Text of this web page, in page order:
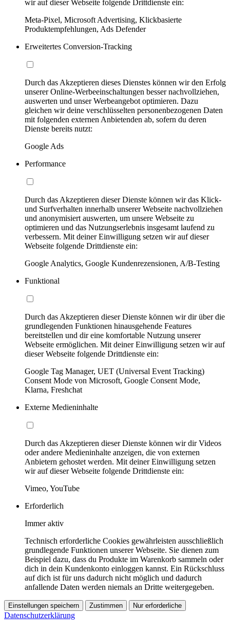
wir auf dieser Webseite folgende Drittdienste ein:
Meta-Pixel, Microsoft Advertising, Klickbasierte
Produktempfehlungen, Ads Defender
Erweitertes Conversion-Tracking
Durch das Akzeptieren dieses Dienstes können wir den Erfolg
unserer Online-Werbeeinschaltungen besser nachvollziehen,
auswerten und unser Werbeangebot optimieren. Dazu
gleichen wir deine verschlüsselten personenbezogenen Daten
mit folgenden externen Anbietenden ab, sofern du deren
Dienste bereits nutzt:
Google Ads
Performance
Durch das Akzeptieren dieser Dienste können wir das Klick-
und Surfverhalten innerhalb unserer Webseite nachvollziehen
und anonymisiert auswerten, um unsere Webseite zu
optimieren und das Nutzungserlebnis insgesamt laufend zu
verbessern. Mit deiner Einwilligung setzen wir auf dieser
Webseite folgende Drittdienste ein:
Google Analytics, Google Kundenrezensionen, A/B-Testing
Funktional
Durch das Akzeptieren dieser Dienste können wir dir über die
grundlegenden Funktionen hinausgehende Features
bereitstellen und dir eine komfortable Nutzung unserer
Webseite ermöglichen. Mit deiner Einwilligung setzen wir auf
dieser Webseite folgende Drittdienste ein:
Google Tag Manager, UET (Universal Event Tracking)
Consent Mode von Microsoft, Google Consent Mode,
Klarna, Freshchat
Externe Medieninhalte
Durch das Akzeptieren dieser Dienste können wir dir Videos
oder andere Medieninhalte anzeigen, die von externen
Anbietern gehostet werden. Mit deiner Einwilligung setzen
wir auf dieser Webseite folgende Drittdienste ein:
Vimeo, YouTube
Erforderlich
Immer aktiv
Technisch erforderliche Cookies gewährleisten ausschließlich
grundlegende Funktionen unserer Webseite. Sie dienen zum
Beispiel dazu, dass du Produkte im Warenkorb sammeln oder
dich in dein Kundenkonto einloggen kannst. Ein Rückschluss
auf dich ist für uns dadurch nicht möglich und dadurch
anfallende Daten werden niemals an Dritte weitergegeben.
Einstellungen speichern Zustimmen Nur erforderliche
Datenschutzerklärung